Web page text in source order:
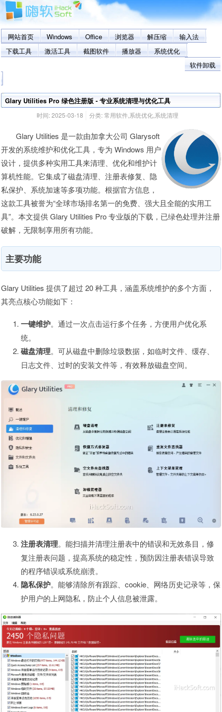
网站首页 Windows Office 浏览器 解压缩
输入法
下载工具
激活工具 截图软件 播放器
系统优化
软件卸载
Glary Utilities Pro 绿色注册版 - 专业系统清理与优化工具
时间:2025-03-18 分类:常用软件,系统优化,系统清理
Glary Utilities 是一款由加拿大公司 Glarysoft
开发的系统维护和优化工具，专为 Windows 用户
设计，提供多种实用工具来清理、优化和维护计
算机性能。它集成了磁盘清理、注册表修复、隐
私保护、系统加速等多项功能。根据官方信息，
这款工具被誉为“全球市场排名第一的免费、强大且全能的实用工
具”。本文提供 Glary Utilities Pro 专业版的下载，已绿色处理并注册
破解，无限制享用所有功能。
主要功能
Glary Utilities 提供了超过 20 种工具，涵盖系统维护的多个方面，
其亮点核心功能如下：
一键维护。通过一次点击运行多个任务，方便用户优化系
统。
磁盘清理。可从磁盘中删除垃圾数据，如临时文件、缓存、
日志文件、过时的安装文件等，有效释放磁盘空间。
注册表清理。能扫描并清理注册表中的错误和无效条目，修
复注册表问题，提高系统的稳定性，预防因注册表错误导致
的程序错误或系统崩溃。
隐私保护。能够清除所有跟踪、cookie、网络历史记录等，保
护用户的上网隐私，防止个人信息被泄露。